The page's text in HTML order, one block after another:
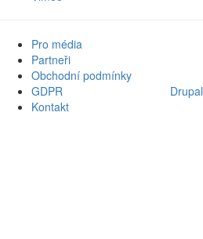
Pro média
Partneři
Obchodní podmínky
GDPR
Kontakt
Drupal